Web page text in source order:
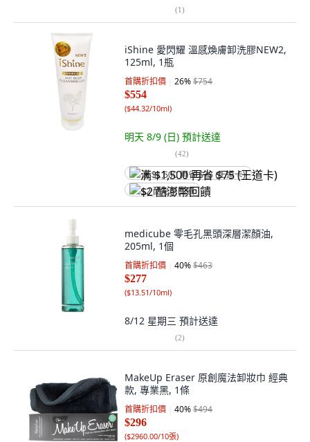
(1)
iShine 愛閃耀 溫感煥膚卸洗膠NEW2,
125ml, 1瓶
首購折扣價 26%$754
$554
($44.32/10ml)
明天 8/9 (日) 預計送達
(42)
满 $1,500 再省 $75 (王道卡)
$2 酷澎幣回饋
medicube 零毛孔黑頭深層潔顏油,
205ml, 1個
首購折扣價 40%$463
$277
($13.51/10ml)
8/12 星期三 預計送達
(2)
MakeUp Eraser 原創魔法卸妝巾 經典
款, 專業黑, 1條
首購折扣價 40%$494
$296
($2960.00/10張)